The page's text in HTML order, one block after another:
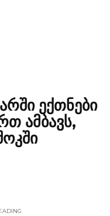
ექთნები
ამბავს,